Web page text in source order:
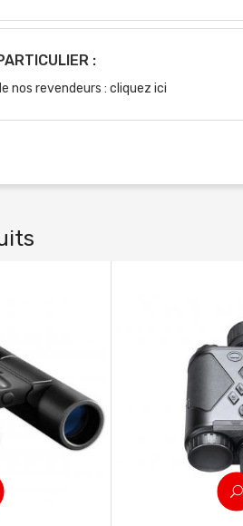
:
nos revendeurs : cliquez ici